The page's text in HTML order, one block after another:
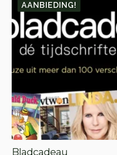
AANBIEDING!
Bladcadeau